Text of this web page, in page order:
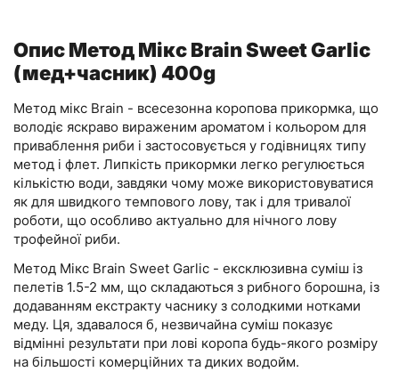
Опис Метод Мікс Brain Sweet Garlic
(мед+часник) 400g
Метод мікс Brain - всесезонна коропова прикормка, що
володіє яскраво вираженим ароматом і кольором для
приваблення риби і застосовується у годівницях типу
метод і флет. Липкість прикормки легко регулюється
кількістю води, завдяки чому може використовуватися
як для швидкого темпового лову, так і для тривалої
роботи, що особливо актуально для нічного лову
трофейної риби.
Метод Мікс Brain Sweet Garlic - ексклюзивна суміш із
пелетів 1.5-2 мм, що складаються з рибного борошна, із
додаванням екстракту часнику з солодкими нотками
меду. Ця, здавалося б, незвичайна суміш показує
відмінні результати при лові коропа будь-якого розміру
на більшості комерційних та диких водойм.